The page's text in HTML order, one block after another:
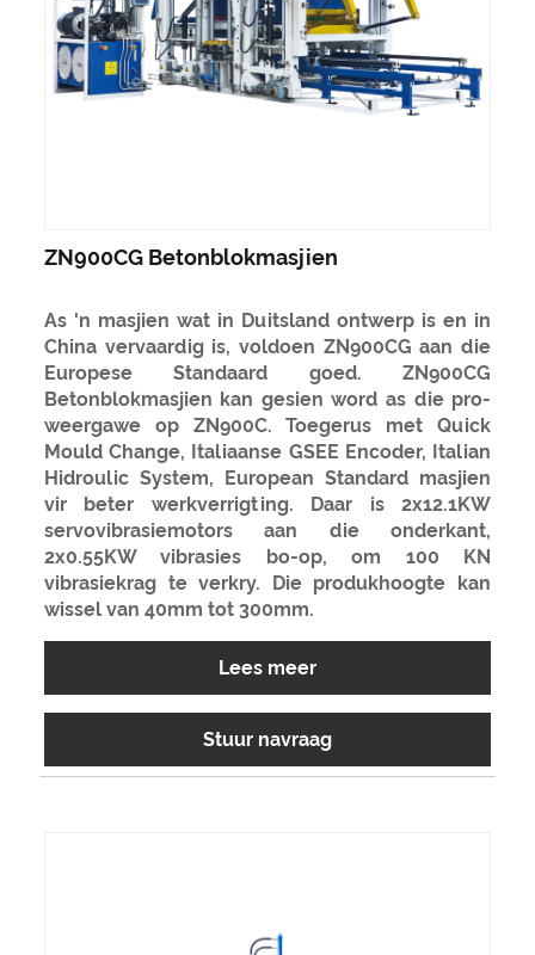
ZN900CG Betonblokmasjien
As 'n masjien wat in Duitsland ontwerp is en in
China vervaardig is, voldoen ZN900CG aan die
Europese Standaard goed. ZN900CG
Betonblokmasjien kan gesien word as die pro-
weergawe op ZN900C. Toegerus met Quick
Mould Change, Italiaanse GSEE Encoder, Italian
Hidroulic System, European Standard masjien
vir beter werkverrigting. Daar is 2x12.1KW
servovibrasiemotors aan die onderkant,
2x0.55KW vibrasies bo-op, om 100 KN
vibrasiekrag te verkry. Die produkhoogte kan
wissel van 40mm tot 300mm.
Lees meer
Stuur navraag